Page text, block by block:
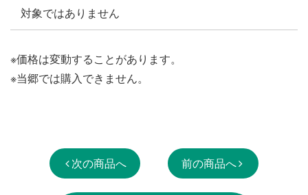
対象ではありません
※価格は変動することがあります。
※当郷では購入できません。
次の商品へ 前の商品へ